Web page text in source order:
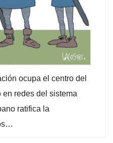
ocupa el centro del
redes del sistema
ratifica la